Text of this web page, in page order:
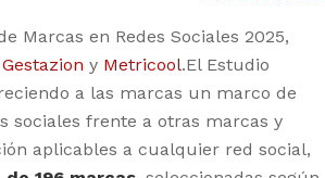
Marcas en Redes Sociales 2025,
Gestazion y Metricool.El Estudio
a las marcas un marco de
sociales frente a otras marcas y
aplicables a cualquier red social,